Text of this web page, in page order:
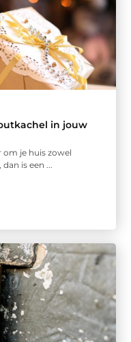
in jouw
om je huis zowel
is een ...